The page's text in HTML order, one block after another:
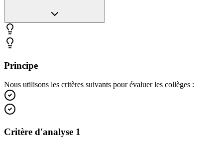
Principe
Nous utilisons les critères suivants pour évaluer les collèges :
Critère d'analyse 1